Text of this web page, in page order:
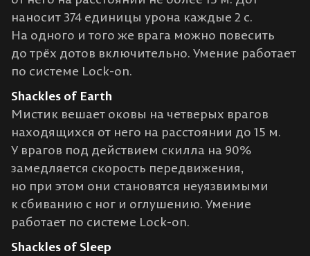
наносит 374 единицы урона каждые 2 с.
На одного и того же врага можно повесить
до трёх дотов включительно. Умение работает
по системе Lock-on.
Shackles of Earth
Мистик вешает оковы на четверых врагов
находящихся от него на расстоянии до 15 м.
У врагов под действием скилла на 90%
замедляется скорость передвижения,
но при этом они становятся неуязвимыми
к сбиванию с ног и оглушению. Умение
работает по системе Lock-on.
Shackles of Sleep